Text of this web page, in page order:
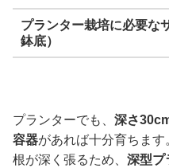
プランター栽培に必要な
鉢底）
プランターでも、 深さ
容器があれば十分育ちます
根が深く張るため、 深型プ